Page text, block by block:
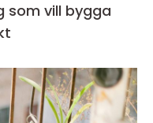
som vill bygga